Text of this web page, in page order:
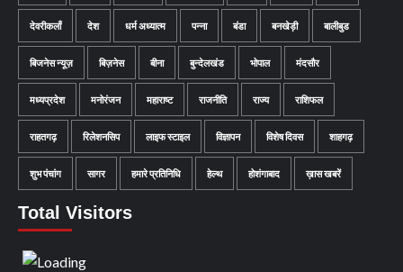
देवरीकलाँ देश धर्म अध्यात्म पन्ना बंडा बनखेड़ी बालीबुड
बिजनेस न्यूज़ बिज़नेस बीना बुन्देलखंड भोपाल मंदसौर
मध्यप्रदेश मनोरंजन महाराष्ट राजनीति राज्य राशिफल
राहतगढ़ रिलेशनसिप लाइफ स्टाइल विज्ञापन विशेष दिवस शाहगढ़
शुभ पंचांग सागर हमारे प्रतिनिधि हेल्थ होशंगाबाद ख़ास खबरें
Total Visitors